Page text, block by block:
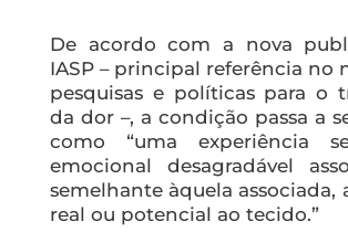
De acordo com a nova
IASP – principal referência no
pesquisas e políticas para o
da dor –, a condição passa a
como “uma experiência
emocional desagradável
semelhante àquela associada,
real ou potencial ao tecido.”